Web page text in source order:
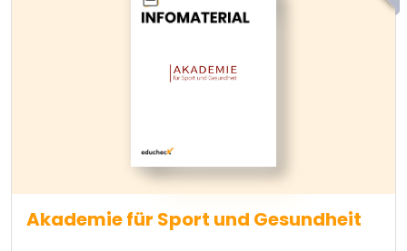
Akademie für Sport und Gesundheit